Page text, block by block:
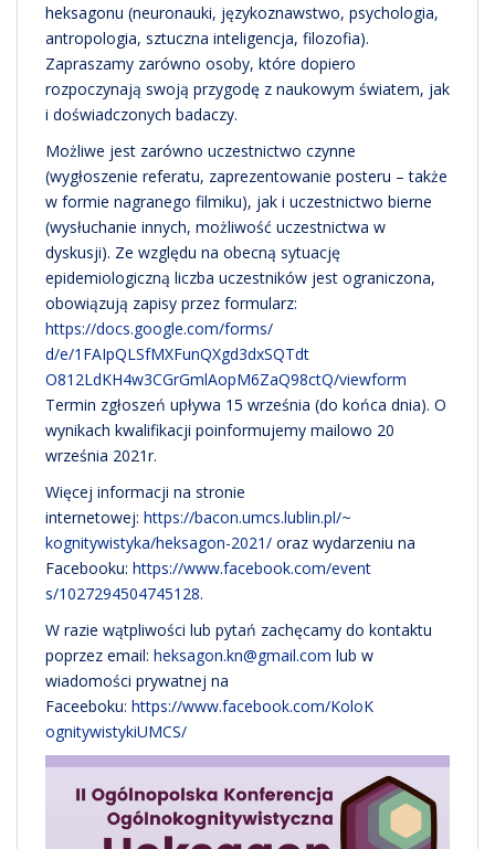
heksagonu (neuronauki, językoznawstwo, psychologia,
antropologia, sztuczna inteligencja, filozofia).
Zapraszamy zarówno osoby, które dopiero
rozpoczynają swoją przygodę z naukowym światem, jak
i doświadczonych badaczy.
Możliwe jest zarówno uczestnictwo czynne
(wygłoszenie referatu, zaprezentowanie posteru – także
w formie nagranego filmiku), jak i uczestnictwo bierne
(wysłuchanie innych, możliwość uczestnictwa w
dyskusji). Ze względu na obecną sytuację
epidemiologiczną liczba uczestników jest ograniczona,
obowiązują zapisy przez formularz:
https://docs.google.com/forms/
d/e/1FAIpQLSfMXFunQXgd3dxSQTdt
O812LdKH4w3CGrGmlAopM6ZaQ98ctQ/viewform
Termin zgłoszeń upływa 15 września (do końca dnia). O
wynikach kwalifikacji poinformujemy mailowo 20
września 2021r.
Więcej informacji na stronie
internetowej: https://bacon.umcs.lublin.pl/~
kognitywistyka/heksagon-2021/ oraz wydarzeniu na
Facebooku: https://www.facebook.com/event
s/1027294504745128.
W razie wątpliwości lub pytań zachęcamy do kontaktu
poprzez email: heksagon.kn@gmail.com lub w
wiadomości prywatnej na
Faceeboku: https://www.facebook.com/KoloK
ognitywistykiUMCS/